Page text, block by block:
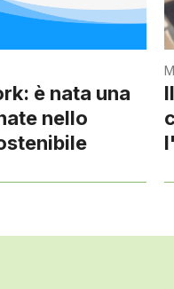
è nata una
nello